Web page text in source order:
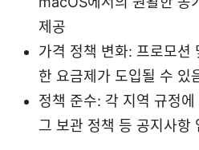
제공
가격 정책 변화: 프로모션
한 요금제가 도입될 수 있
정책 준수: 각 지역 규정
그 보관 정책 등 공지사항